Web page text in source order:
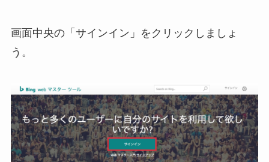
画面中央の「サインイン」をクリックしましょ
う。